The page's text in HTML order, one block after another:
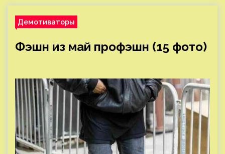
Демотиваторы
Фэшн из май профэшн (15 фото)